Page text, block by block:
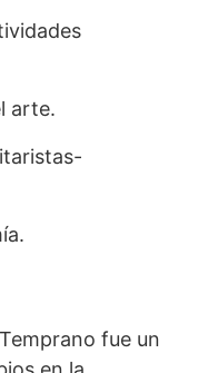
arte.
fue un